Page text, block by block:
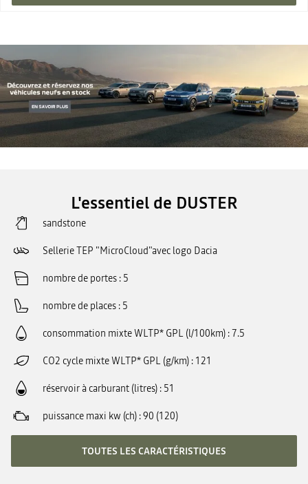
L'essentiel de DUSTER
sandstone
Sellerie TEP "MicroCloud"avec logo Dacia
nombre de portes 5
nombre de places 5
consommation mixte WLTP* GPL (l/100km) 7.5
CO2 cycle mixte WLTP* GPL (g/km) 121
réservoir à carburant (litres) 51
puissance maxi kw (ch) 90 (120)
TOUTES LES CARACTÉRISTIQUES